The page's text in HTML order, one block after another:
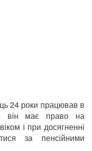
24 роки працював в
він має право на
і при досягненні
за пенсійними